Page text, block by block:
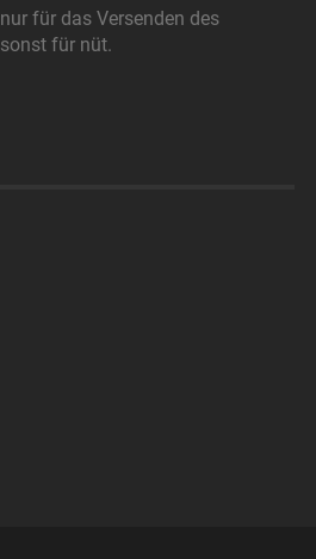
für das Versenden des
für nüt.